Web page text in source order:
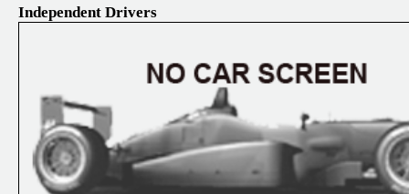
Independent Drivers